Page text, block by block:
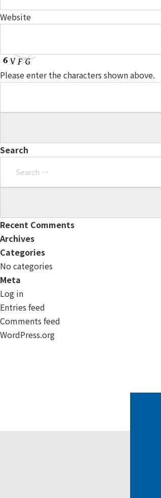
Website
Please enter the characters shown above.
Search
Recent Comments
Archives
Categories
No categories
Meta
Log in
Entries feed
Comments feed
WordPress.org